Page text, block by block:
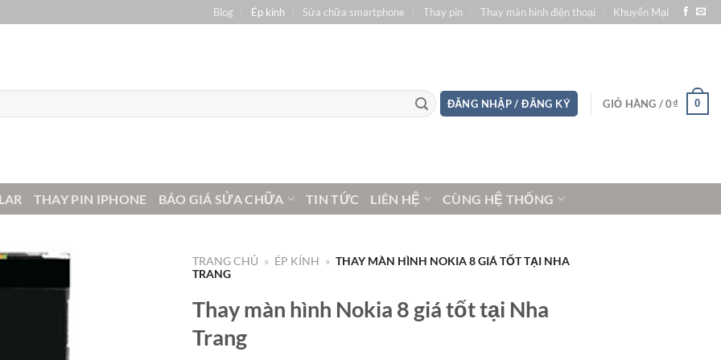
Blog Ép kính Sửa chữa smartphone Thay pin Thay màn hình điện thoại Khuyến Mại
ĐĂNG NHẬP / ĐĂNG KÝ GIỎ HÀNG /0₫ 0
THAY PIN IPHONE BÁO GIÁ SỬA CHỮA TIN TỨC LIÊN HỆ CÙNG HỆ THỐNG
TRANG CHỦ » ÉP KÍNH » THAY MÀN HÌNH NOKIA 8 GIÁ TỐT TẠI NHA
TRANG
Thay màn hình Nokia 8 giá tốt tại Nha
Trang